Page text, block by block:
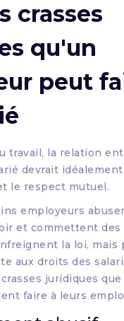
crasses
qu'un
peut
travail, la relation
devrait
le respect mutuel.
employeurs
et commettent des
la loi, mais
aux droits des
juridiques
faire à leurs